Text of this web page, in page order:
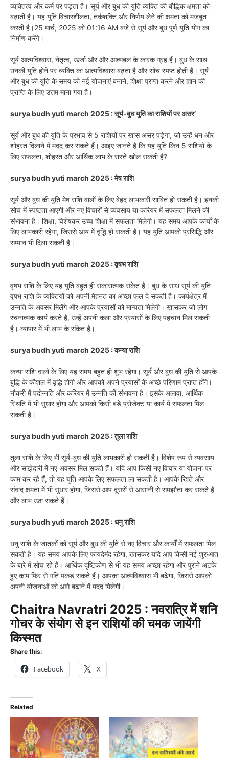
व्यक्तित्व और कर्म पर पड़ता है। सूर्य और बुध की युति व्यक्ति की बौद्धिक क्षमता को
बढ़ाती है। यह युति विचारशीलता, तर्कशक्ति और निर्णय लेने की क्षमता को मजबूत
करती है।25 मार्च, 2025 को 01:16 AM बजे से सूर्य और बुध पूर्ण युति योग का
निर्माण करेंगे।
सूर्य आत्मविश्वास, नेतृत्व, ऊर्जा और और आत्मबल के कारक ग्रह हैं। बुध के साथ
उनकी युति होने पर व्यक्ति का आत्मविश्वास बढ़ता है और सोच स्पष्ट होती है। सूर्य
और बुध की युति के समय को नई योजनाएं बनाने, शिक्षा प्राप्त करने और ज्ञान की
प्राप्ति के लिए उत्तम माना गया है।
surya budh yuti march 2025 : सूर्य-बुध युति का राशियों पर असर’
सूर्य और बुध की युति के प्रभाव से 5 राशियों पर खास असर पड़ेगा, जो उन्हें धन और
शोहरत दिलाने में मदद कर सकते हैं। आइए जानते हैं कि यह युति किन 5 राशियों के
लिए सफलता, शोहरत और आर्थिक लाभ के रास्ते खोल सकती है?
surya budh yuti march 2025 : मेष राशि
सूर्य और बुध की युति मेष राशि वालों के लिए बेहद लाभकारी साबित हो सकती है। इनकी
सोच में स्पष्टता आएगी और नए विचारों से व्यवसाय या करियर में सफलता मिलने की
संभावना है। शिक्षा, विशेषकर उच्च शिक्षा में सफलता मिलेगी। यह समय आपके कार्यों के
लिए लाभकारी रहेगा, जिससे आय में वृद्धि हो सकती है। यह युति आपको प्रसिद्धि और
सम्मान भी दिला सकती है।
surya budh yuti march 2025 : वृषभ राशि
वृषभ राशि के लिए यह युति बहुत ही सकारात्मक संकेत है। बुध के साथ सूर्य की युति
वृषभ राशि के व्यक्तियों को अपनी मेहनत का अच्छा फल दे सकती है। कार्यक्षेत्र में
उन्नति के अवसर मिलेंगे और आपके प्रयासों को मान्यता मिलेगी। खासकर जो लोग
रचनात्मक कार्य करते हैं, उन्हें अपनी कला और प्रयासों के लिए पहचान मिल सकती
है। व्यापार में भी लाभ के संकेत हैं।
surya budh yuti march 2025 : कन्या राशि
कन्या राशि वालों के लिए यह समय बहुत ही शुभ रहेगा। सूर्य और बुध की युति से आपके
बुद्धि के कौशल में वृद्धि होगी और आपको अपने प्रयासों के अच्छे परिणाम प्राप्त होंगे।
नौकरी में पदोन्नति और करियर में उन्नति की संभावना है। इसके अलावा, आर्थिक
स्थिति में भी सुधार होगा और आपको किसी बड़े प्रोजेक्ट या कार्य में सफलता मिल
सकती है।
surya budh yuti march 2025 : तुला राशि
तुला राशि के लिए भी सूर्य-बुध की युति लाभकारी हो सकती है। विशेष रूप से व्यवसाय
और साझेदारी में नए अवसर मिल सकते हैं। यदि आप किसी नए विचार या योजना पर
काम कर रहे हैं, तो यह युति आपके लिए सफलता ला सकती है। आपके रिश्ते और
संवाद क्षमता में भी सुधार होगा, जिससे आप दूसरों से आसानी से समझौता कर सकते हैं
और लाभ उठा सकते हैं।
surya budh yuti march 2025 : धनु राशि
धनु राशि के जातकों को सूर्य और बुध की युति से नए विचार और कार्यों में सफलता मिल
सकती है। यह समय आपके लिए फायदेमंद रहेगा, खासकर यदि आप किसी नई शुरुआत
के बारे में सोच रहे हैं। आर्थिक दृष्टिकोण से भी यह समय अच्छा रहेगा और पुराने अटके
हुए काम फिर से गति पकड़ सकते हैं। आपका आत्मविश्वास भी बढ़ेगा, जिससे आपको
अपनी योजनाओं को आगे बढ़ाने में मदद मिलेगी।
Chaitra Navratri 2025 : नवरात्रि में शनि
गोचर के संयोग से इन राशियों की चमक जायेंगी
किस्मत
Share this:
Facebook X
Related